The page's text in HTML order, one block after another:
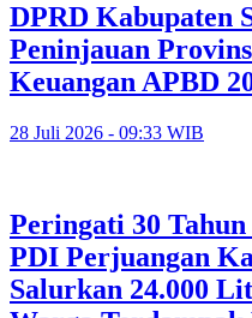
DPRD Kabupaten
Peninjauan
Keuangan APBD
28 Juli 2026 - 09:33 WIB
Peringati 30
PDI Perjuangan
Salurkan 24.000